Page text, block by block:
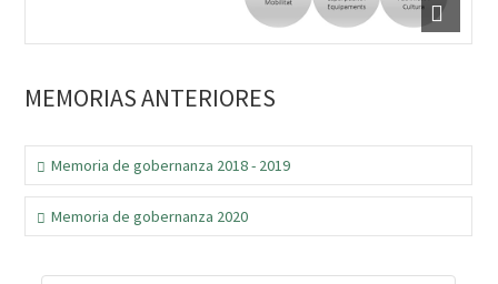
MEMORIAS ANTERIORES
Memoria de gobernanza 2018 - 2019
Memoria de gobernanza 2020